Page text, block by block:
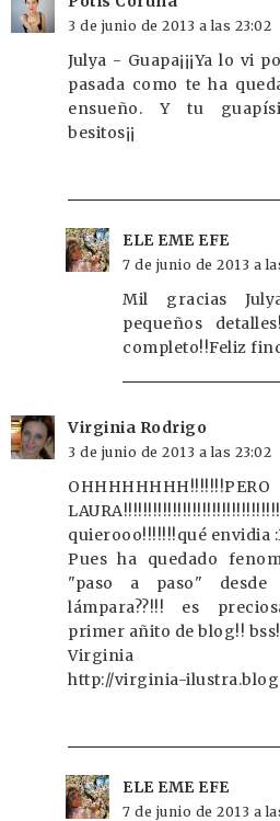
3 de junio de 2013 a las 23:02
Julya - Guapa¡¡¡Ya lo vi
pasada como te ha
ensueño. Y tu
besitos¡¡
ELE EME EFE
7 de junio de 2013 a
Mil gracias
pequeños
completo!!Feliz
Virginia Rodrigo
3 de junio de 2013 a las 23:02
quierooo!!!!!!!qué envidia
Pues ha quedado
"paso a paso"
lámpara??!!! es
primer añito de blog!! bss!
Virginia
http://virginia-
ELE EME EFE
7 de junio de 2013 a